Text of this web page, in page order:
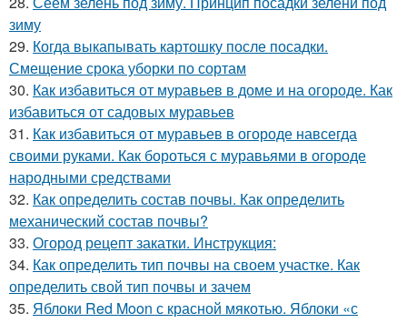
зиму
29. Когда выкапывать картошку после посадки.
Смещение срока уборки по сортам
30. Как избавиться от муравьев в доме и на огороде. Как
избавиться от садовых муравьев
31. Как избавиться от муравьев в огороде навсегда
своими руками. Как бороться с муравьями в огороде
народными средствами
32. Как определить состав почвы. Как определить
механический состав почвы?
33. Огород рецепт закатки. Инструкция:
34. Как определить тип почвы на своем участке. Как
определить свой тип почвы и зачем
35. Яблоки Red Moon с красной мякотью. Яблоки «с